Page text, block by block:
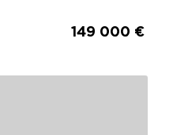
149 000 €